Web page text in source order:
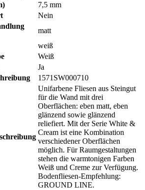
7,5 mm
Nein
matt
weiß
Weiß
Ja
1571SW000710
Unifarbene Fliesen aus Steingut
für die Wand mit drei
Oberflächen: eben matt, eben
glänzend sowie glänzend
reliefiert. Mit der Serie White &
Cream ist eine Kombination
verschiedener Oberflächen
möglich. Für Raumgestaltungen
stehen die warmtonigen Farben
Weiß und Creme zur Verfügung.
Bodenfliesen-Empfehlung:
GROUND LINE.